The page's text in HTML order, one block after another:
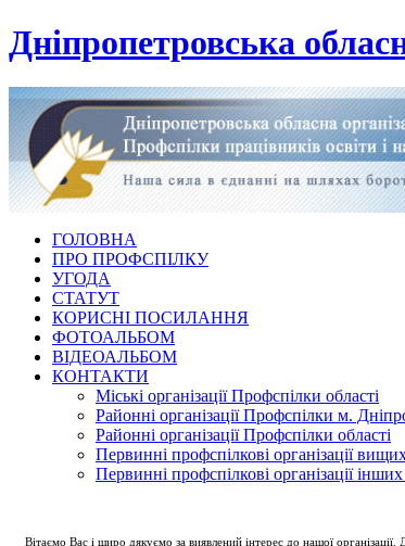
Дніпропетровська
ГОЛОВНА
ПРО ПРОФСПІЛКУ
УГОДА
СТАТУТ
КОРИСНІ ПОСИЛАННЯ
ФОТОАЛЬБОМ
ВІДЕОАЛЬБОМ
КОНТАКТИ
Міські організації Профспілки області
Районні організації Профспілки м.
Районні організації Профспілки області
Первинні профспілкові організації
Первинні профспілкові організації
Вітаємо Вас і щиро дякуємо за виявлений інтерес до нашої